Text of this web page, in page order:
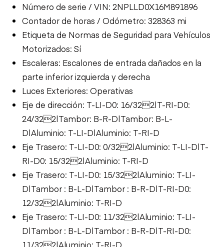
Número de serie / VIN: 2NPLLD0X16M891896
Contador de horas / Odómetro: 328363 mi
Etiqueta de Normas de Seguridad para Vehículos
Motorizados: Sí
Escaleras: Escalones de entrada dañados en la
parte inferior izquierda y derecha
Luces Exteriores: Operativas
Eje de dirección: T-LI-D0: 16/322|T-RI-D0:
24/322|Tambor: B-R-D|Tambor: B-L-
D|Aluminio: T-LI-D|Aluminio: T-RI-D
Eje Trasero: T-LI-D0: 0/322|Aluminio: T-LI-D|T-
RI-D0: 15/322|Aluminio: T-RI-D
Eje Trasero: T-LI-D0: 15/322|Aluminio: T-LI-
D|Tambor : B-L-D|Tambor : B-R-D|T-RI-D0:
12/322|Aluminio: T-RI-D
Eje Trasero: T-LI-D0: 11/322|Aluminio: T-LI-
D|Tambor : B-L-D|Tambor : B-R-D|T-RI-D0:
11/322|Aluminio: T-RI-D